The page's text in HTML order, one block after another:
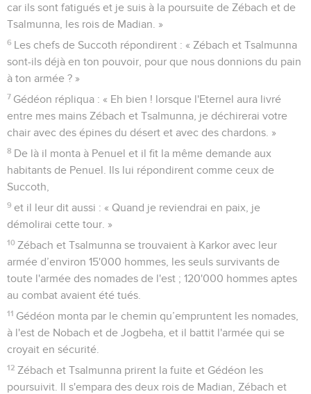
car ils sont fatigués et je suis à la poursuite de Zébach et de
Tsalmunna, les rois de Madian. »
6 Les chefs de Succoth répondirent : « Zébach et Tsalmunna
sont-ils déjà en ton pouvoir, pour que nous donnions du pain
à ton armée ? »
7 Gédéon répliqua : « Eh bien ! lorsque l'Eternel aura livré
entre mes mains Zébach et Tsalmunna, je déchirerai votre
chair avec des épines du désert et avec des chardons. »
8 De là il monta à Penuel et il fit la même demande aux
habitants de Penuel. Ils lui répondirent comme ceux de
Succoth,
9 et il leur dit aussi : « Quand je reviendrai en paix, je
démolirai cette tour. »
10 Zébach et Tsalmunna se trouvaient à Karkor avec leur
armée d’environ 15'000 hommes, les seuls survivants de
toute l'armée des nomades de l'est ; 120'000 hommes aptes
au combat avaient été tués.
11 Gédéon monta par le chemin qu’empruntent les nomades,
à l'est de Nobach et de Jogbeha, et il battit l'armée qui se
croyait en sécurité.
12 Zébach et Tsalmunna prirent la fuite et Gédéon les
poursuivit. Il s'empara des deux rois de Madian, Zébach et